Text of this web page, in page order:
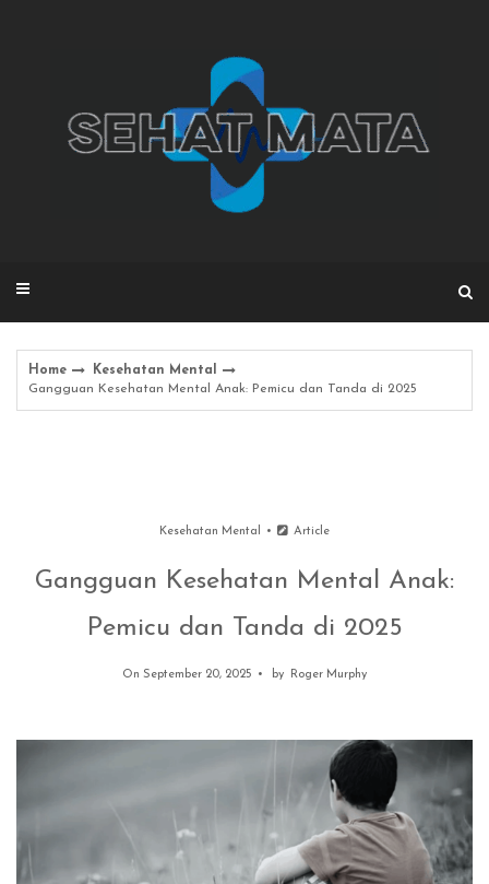
Home
Kesehatan Mental
Gangguan Kesehatan Mental Anak: Pemicu dan Tanda di 2025
Kesehatan Mental Article
Gangguan Kesehatan Mental Anak:
Pemicu dan Tanda di 2025
On September 20, 2025 by Roger Murphy